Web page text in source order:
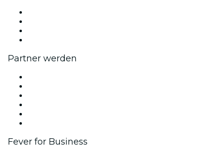
Partner werden
Fever for Business